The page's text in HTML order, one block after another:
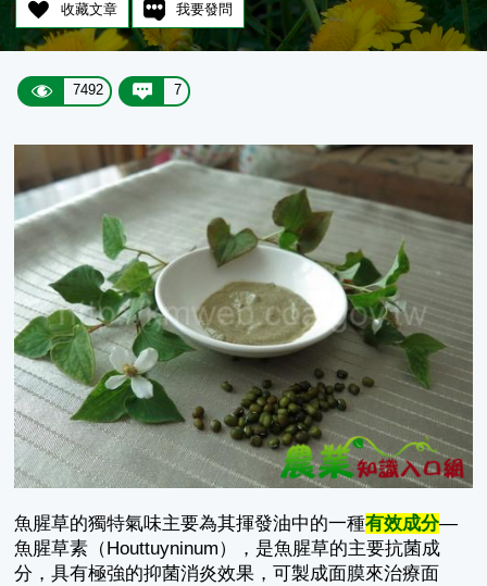
收藏文章 我要發問
7492 7
魚腥草的獨特氣味主要為其揮發油中的一種有效成分—
魚腥草素（Houttuyninum），是魚腥草的主要抗菌成
分，具有極強的抑菌消炎效果，可製成面膜來治療面